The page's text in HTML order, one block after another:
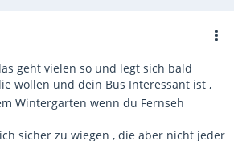
geht vielen so und legt sich bald
wollen und dein Bus Interessant ist ,
Wintergarten wenn du Fernseh
sicher zu wiegen , die aber nicht jeder